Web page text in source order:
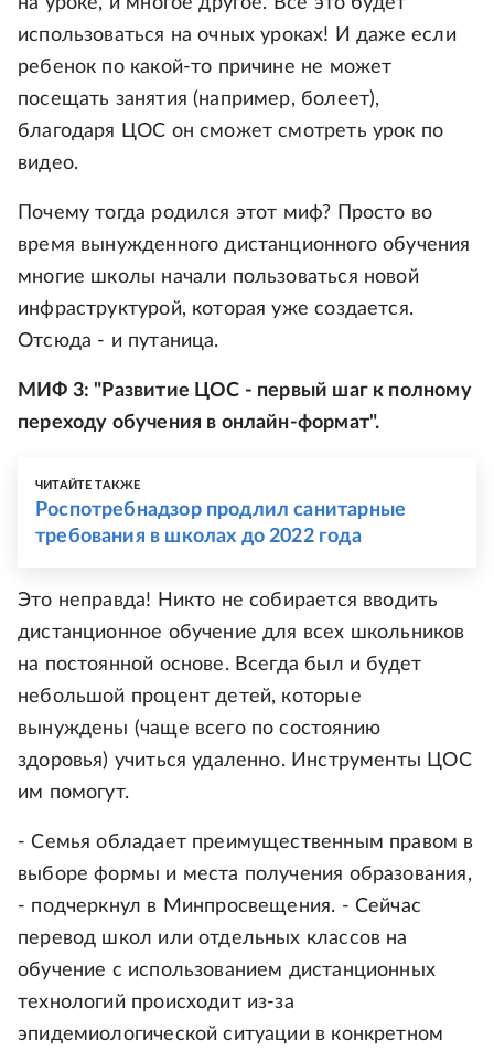
использоваться на очных уроках! И даже если
ребенок по какой-то причине не может
посещать занятия (например, болеет),
благодаря ЦОС он сможет смотреть урок по
видео.
Почему тогда родился этот миф? Просто во
время вынужденного дистанционного обучения
многие школы начали пользоваться новой
инфраструктурой, которая уже создается.
Отсюда - и путаница.
МИФ 3: "Развитие ЦОС - первый шаг к полному
переходу обучения в онлайн-формат".
ЧИТАЙТЕ ТАКЖЕ
Роспотребнадзор продлил санитарные
требования в школах до 2022 года
Это неправда! Никто не собирается вводить
дистанционное обучение для всех школьников
на постоянной основе. Всегда был и будет
небольшой процент детей, которые
вынуждены (чаще всего по состоянию
здоровья) учиться удаленно. Инструменты ЦОС
им помогут.
- Семья обладает преимущественным правом в
выборе формы и места получения образования,
- подчеркнул в Минпросвещения. - Сейчас
перевод школ или отдельных классов на
обучение с использованием дистанционных
технологий происходит из-за
эпидемиологической ситуации в конкретном